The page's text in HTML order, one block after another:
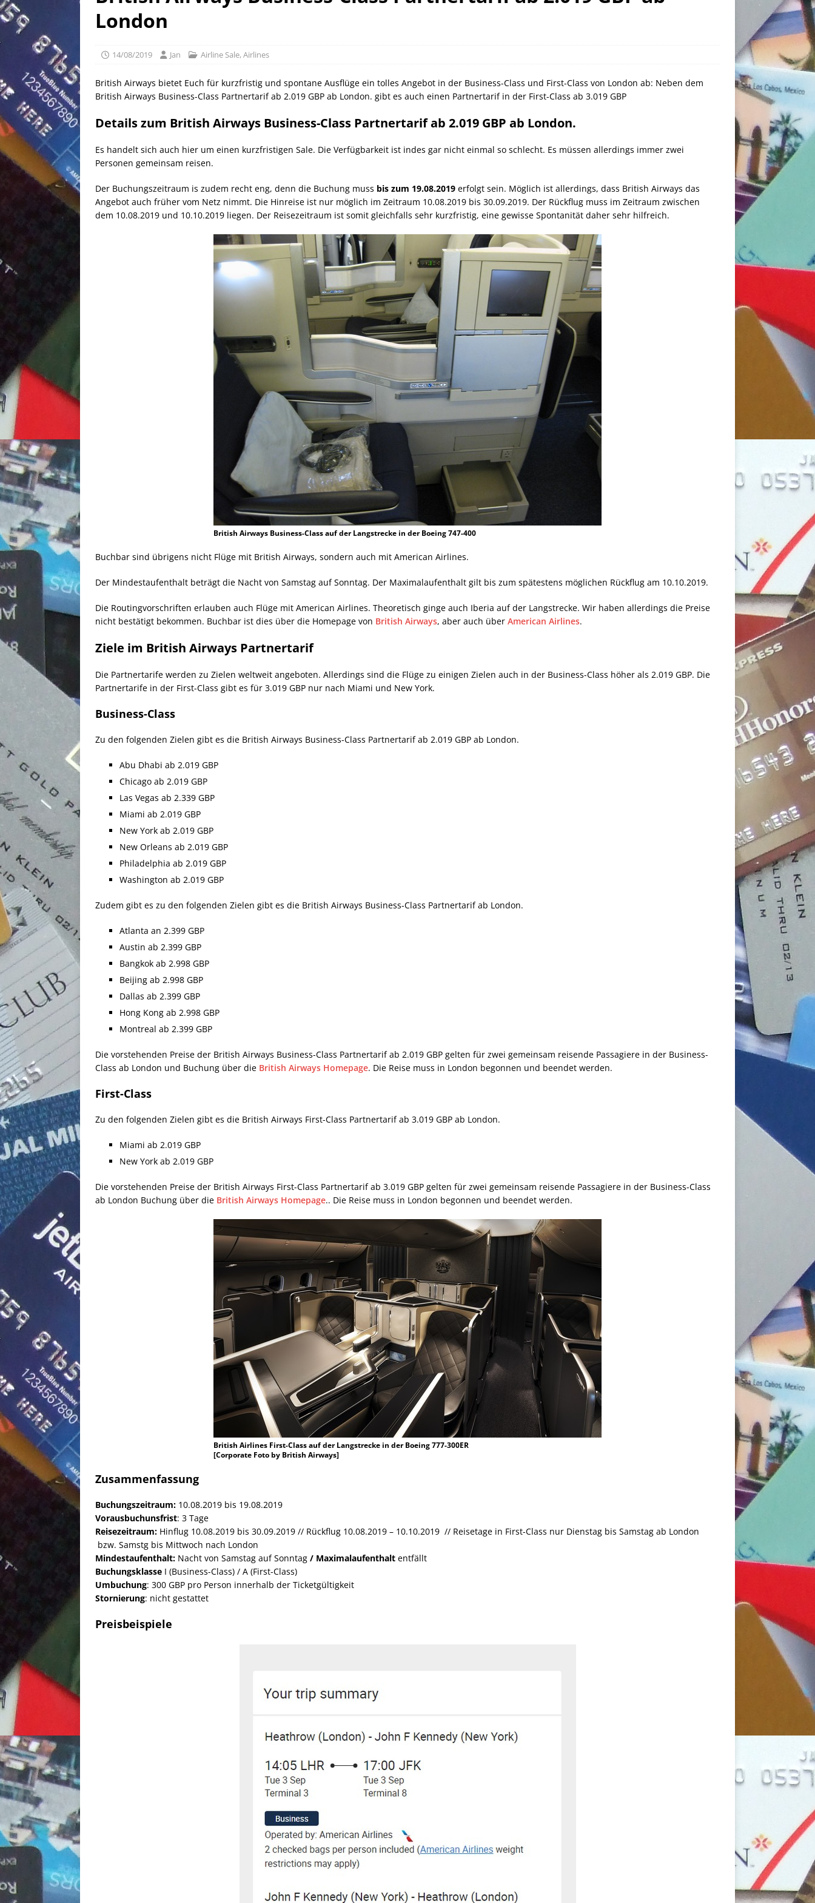
[ 25/04/2026 ] Anpassung World of Hyatt Award Kategorien zum 20.05.2026
[ 21/05/2026 ]
London
14/08/2019 Jan Airline Sale,Airlines
British Airways bietet Euch für kurzfristig und spontane Ausflüge ein tolles Angebot in der Business-Class und First-Class von London ab: Neben dem
British Airways Business-Class Partnertarif ab 2.019 GBP ab London. gibt es auch einen Partnertarif in der First-Class ab 3.019 GBP
Details zum British Airways Business-Class Partnertarif ab 2.019 GBP ab London.
Es handelt sich auch hier um einen kurzfristigen Sale. Die Verfügbarkeit ist indes gar nicht einmal so schlecht. Es müssen allerdings immer zwei
Personen gemeinsam reisen.
Der Buchungszeitraum is zudem recht eng, denn die Buchung muss bis zum 19.08.2019 erfolgt sein. Möglich ist allerdings, dass British Airways das
Angebot auch früher vom Netz nimmt. Die Hinreise ist nur möglich im Zeitraum 10.08.2019 bis 30.09.2019. Der Rückflug muss im Zeitraum zwischen
dem 10.08.2019 und 10.10.2019 liegen. Der Reisezeitraum ist somit gleichfalls sehr kurzfristig, eine gewisse Spontanität daher sehr hilfreich.
British Airways Business-Class auf der Langstrecke in der Boeing 747-400
Buchbar sind übrigens nicht Flüge mit British Airways, sondern auch mit American Airlines.
Der Mindestaufenthalt beträgt die Nacht von Samstag auf Sonntag. Der Maximalaufenthalt gilt bis zum spätestens möglichen Rückflug am 10.10.2019.
Die Routingvorschriften erlauben auch Flüge mit American Airlines. Theoretisch ginge auch Iberia auf der Langstrecke. Wir haben allerdings die Preise
nicht bestätigt bekommen. Buchbar ist dies über die Homepage von British Airways, aber auch über American Airlines.
Ziele im British Airways Partnertarif
Die Partnertarife werden zu Zielen weltweit angeboten. Allerdings sind die Flüge zu einigen Zielen auch in der Business-Class höher als 2.019 GBP. Die
Partnertarife in der First-Class gibt es für 3.019 GBP nur nach Miami und New York.
Business-Class
Zu den folgenden Zielen gibt es die British Airways Business-Class Partnertarif ab 2.019 GBP ab London.
Abu Dhabi ab 2.019 GBP
Chicago ab 2.019 GBP
Las Vegas ab 2.339 GBP
Miami ab 2.019 GBP
New York ab 2.019 GBP
New Orleans ab 2.019 GBP
Philadelphia ab 2.019 GBP
Washington ab 2.019 GBP
Zudem gibt es zu den folgenden Zielen gibt es die British Airways Business-Class Partnertarif ab London.
Atlanta an 2.399 GBP
Austin ab 2.399 GBP
Bangkok ab 2.998 GBP
Beijing ab 2.998 GBP
Dallas ab 2.399 GBP
Hong Kong ab 2.998 GBP
Montreal ab 2.399 GBP
Die vorstehenden Preise der British Airways Business-Class Partnertarif ab 2.019 GBP gelten für zwei gemeinsam reisende Passagiere in der Business-
Class ab London und Buchung über die British Airways Homepage. Die Reise muss in London begonnen und beendet werden.
First-Class
Zu den folgenden Zielen gibt es die British Airways First-Class Partnertarif ab 3.019 GBP ab London.
Miami ab 2.019 GBP
New York ab 2.019 GBP
Die vorstehenden Preise der British Airways First-Class Partnertarif ab 3.019 GBP gelten für zwei gemeinsam reisende Passagiere in der Business-Class
ab London Buchung über die British Airways Homepage.. Die Reise muss in London begonnen und beendet werden.
British Airlines First-Class auf der Langstrecke in der Boeing 777-300ER
[Corporate Foto by British Airways]
Zusammenfassung
Buchungszeitraum: 10.08.2019 bis 19.08.2019
Vorausbuchunsfrist: 3 Tage
Reisezeitraum: Hinflug 10.08.2019 bis 30.09.2019 // Rückflug 10.08.2019 – 10.10.2019 // Reisetage in First-Class nur Dienstag bis Samstag ab London
bzw. Samstg bis Mittwoch nach London
Mindestaufenthalt: Nacht von Samstag auf Sonntag / Maximalaufenthalt entfällt
Buchungsklasse I (Business-Class) / A (First-Class)
Umbuchung: 300 GBP pro Person innerhalb der Ticketgültigkeit
Stornierung: nicht gestattet
Preisbeispiele